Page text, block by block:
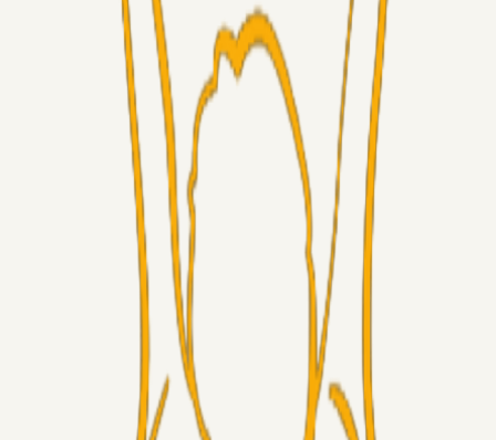
Kommer Jobbe hjem?
05. aug. 2026
Brøndby-TV og u-19
04. aug. 2026
5. Forudsigelser op til Horsens kampen.
RasmusStephansen04. aug. 2026
Nørgaards Lever Hug, Skaktræk Mod En Utålmodig
RasmusStephansen 04. aug. 2026
Har GFH løsnet grebet...?
Superliga-truppen